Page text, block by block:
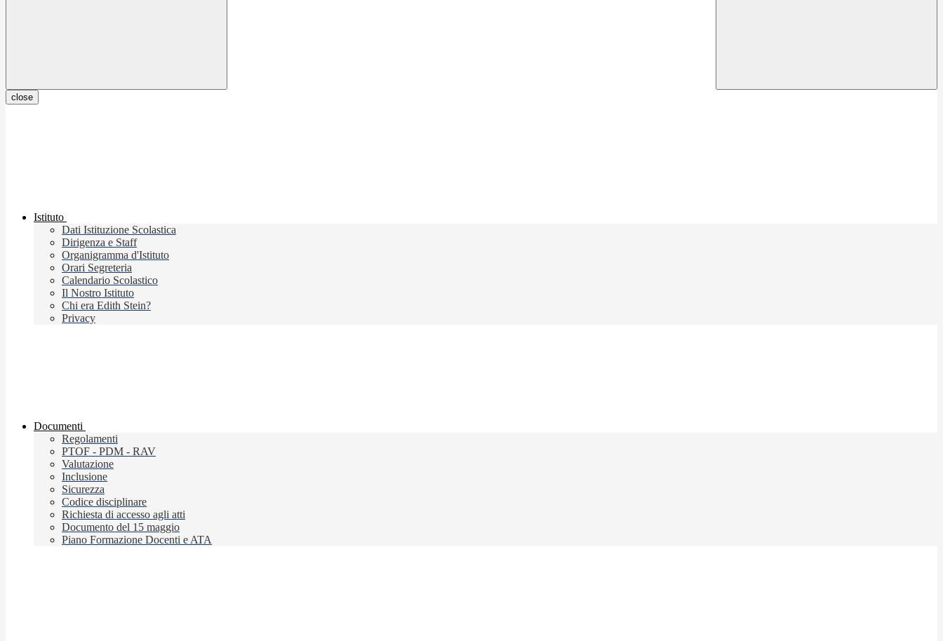
close
Istituto
Dati Istituzione Scolastica
Dirigenza e Staff
Organigramma d'Istituto
Orari Segreteria
Calendario Scolastico
Il Nostro Istituto
Chi era Edith Stein?
Privacy
Documenti
Regolamenti
PTOF - PDM - RAV
Valutazione
Inclusione
Sicurezza
Codice disciplinare
Richiesta di accesso agli atti
Documento del 15 maggio
Piano Formazione Docenti e ATA